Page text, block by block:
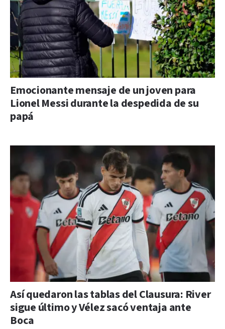
Emocionante mensaje de un joven para
Lionel Messi durante la despedida de su
papá
Así quedaron las tablas del Clausura: River
sigue último y Vélez sacó ventaja ante
Boca